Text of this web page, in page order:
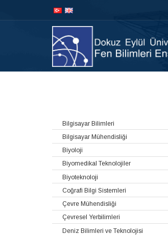
Bilgisayar Bilimleri
Bilgisayar Mühendisliği
Biyoloji
Biyomedikal Teknolojiler
Biyoteknoloji
Coğrafi Bilgi Sistemleri
Çevre Mühendisliği
Çevresel Yerbilimleri
Deniz Bilimleri ve Teknolojisi